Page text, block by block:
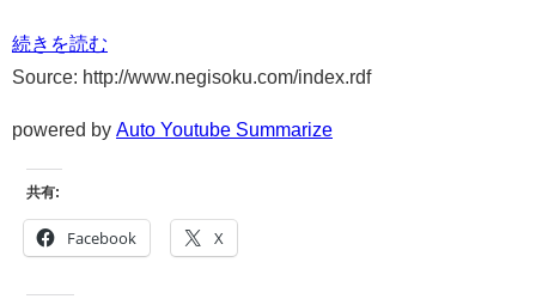
続きを読む
Source: http://www.negisoku.com/index.rdf
powered by Auto Youtube Summarize
共有:
Facebook X